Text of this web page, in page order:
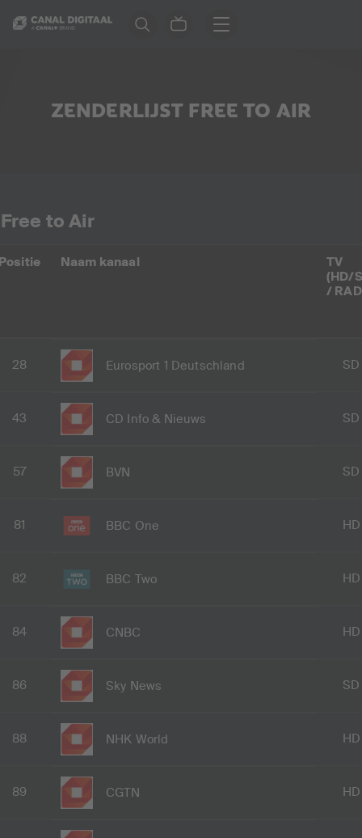
ZENDERLIJST FREE TO AIR
Free to Air
Naam kanaal
TV
(HD/
/
28 Eurosport 1 Deutschland SD
43 CD Info & Nieuws SD
57 BVN SD
81 BBC One HD
82 BBC Two HD
84 CNBC HD
86 Sky News SD
88 NHK World HD
89 CGTN HD